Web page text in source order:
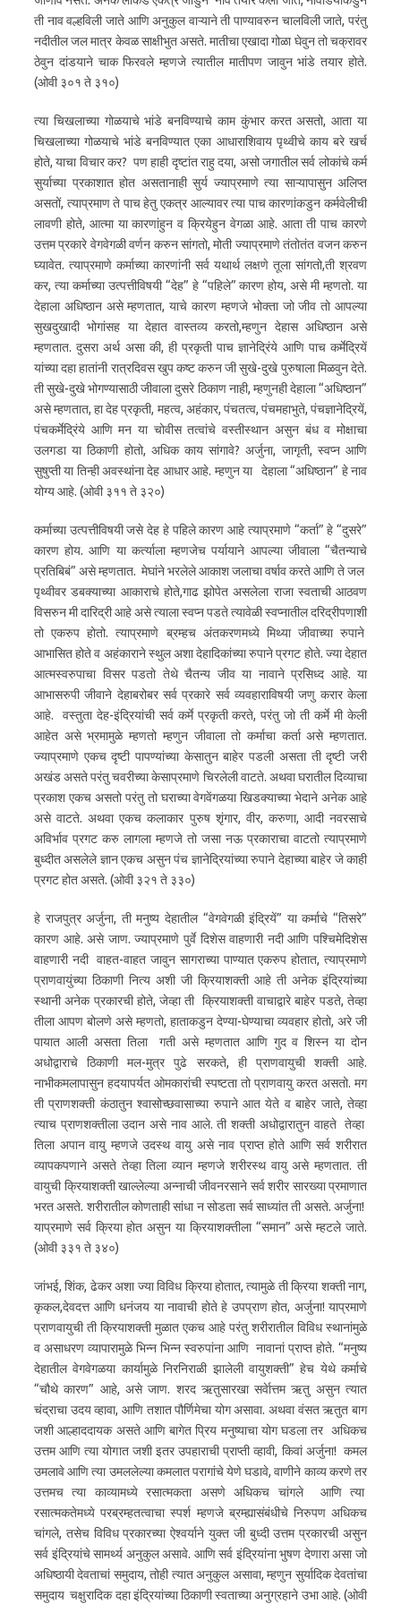
ती नाव वल्हविली जाते आणि अनुकुल वाऱ्याने ती पाण्यावरुन चालविली जाते, परंतु
नदीतील जल मात्र केवळ साक्षीभुत असते. मातीचा एखादा गोळा घेवुन तो चक्रावर
ठेवुन दांडयाने चाक फिरवले म्हणजे त्यातील मातीपण जावुन भांडे तयार होते.
(ओवी ३०१ ते ३१०)
त्या चिखलाच्या गोळयाचे भांडे बनविण्याचे काम कुंभार करत असतो, आता या
चिखलाच्या गोळयाचे भांडे बनविण्यात एका आधाराशिवाय पृथ्वीचे काय बरे खर्च
होते, याचा विचार कर? पण हाही दृष्टांत राहु दया, असो जगातील सर्व लोकांचे कर्म
सुर्याच्या प्रकाशात होत असतानाही सुर्य ज्याप्रमाणे त्या साऱ्यापासुन अलिप्त
असतों, त्याप्रमाण ते पाच हेतु एकत्र आल्यावर त्या पाच कारणांकडुन कर्मवेलीची
लावणी होते, आत्मा या कारणांहुन व क्रियेहुन वेगळा आहे. आता ती पाच कारणे
उत्तम प्रकारे वेगवेगळी वर्णन करुन सांगतो, मोती ज्याप्रमाणे तंतोतंत वजन करुन
घ्यावेत. त्याप्रमाणे कर्माच्या कारणांनी सर्व यथार्थ लक्षणे तूला सांगतो,ती श्रवण
कर, त्या कर्माच्या उत्पत्तीविषयी “देह” हे “पहिले” कारण होय, असे मी म्हणतो. या
देहाला अधिष्ठान असे म्हणतात, याचे कारण म्हणजे भोक्ता जो जीव तो आपल्या
सुखदुखादी भोगांसह या देहात वास्तव्य करतो,म्हणुन देहास अधिष्ठान असे
म्हणतात. दुसरा अर्थ असा की, ही प्रकृती पाच ज्ञानेद्रिंये आणि पाच कर्मेद्रियें
यांच्या दहा हातांनी रात्रदिवस खुप कष्ट करुन जी सुखे-दुखे पुरुषाला मिळवुन देते.
ती सुखे-दुखे भोगण्यासाठी जीवाला दुसरे ठिकाण नाही, म्हणुनही देहाला “अधिष्ठान”
असे म्हणतात, हा देह प्रकृती, महत्व, अहंकार, पंचतत्व, पंचमहाभुते, पंचज्ञानेद्रियें,
पंचकर्मेद्रिंये आणि मन या चोवीस तत्वांचे वस्तीस्थान असुन बंध व मोक्षाचा
उलगडा या ठिकाणी होतो, अधिक काय सांगावे? अर्जुना, जागृती, स्वप्न आणि
सुषुप्ती या तिन्ही अवस्थांना देह आधार आहे. म्हणुन या देहाला “अधिष्ठान” हे नाव
योग्य आहे. (ओवी ३११ ते ३२०)
कर्माच्या उत्पत्तीविषयी जसे देह हे पहिले कारण आहे त्याप्रमाणे “कर्ता” हे “दुसरे”
कारण होय. आणि या कर्त्याला म्हणजेच पर्यायाने आपल्या जीवाला “चैतन्याचे
प्रतिबिबं” असे म्हणतात. मेघांने भरलेले आकाश जलाचा वर्षाव करते आणि ते जल
पृथ्वीवर डबक्याच्या आकाराचे होते,गाढ झोपेत असलेला राजा स्वताची आठवण
विसरुन मी दारिद्री आहे असे त्याला स्वप्न पडते त्यावेळी स्वप्नातील दरिद्रीपणाशी
तो एकरुप होतो. त्याप्रमाणे ब्रम्हच अंतकरणमध्ये मिथ्या जीवाच्या रुपाने
आभासित होते व अहंकाराने स्थुल अशा देहादिकांच्या रुपाने प्रगट होते. ज्या देहात
आत्मस्वरुपाचा विसर पडतो तेथे चैतन्य जीव या नावाने प्रसिध्द आहे. या
आभासरुपी जीवाने देहाबरोबर सर्व प्रकारे सर्व व्यवहाराविषयी जणु करार केला
आहे. वस्तुता देह-इंद्रियांची सर्व कर्मे प्रकृती करते, परंतु जो ती कर्मे मी केली
आहेत असे भ्रमामुळे म्हणतो म्हणुन जीवाला तो कर्माचा कर्ता असे म्हणतात.
ज्याप्रमाणे एकच दृष्टी पापण्यांच्या केसातुन बाहेर पडली असता ती दृष्टी जरी
अखंड असते परंतु चवरीच्या केसाप्रमाणे चिरलेली वाटते. अथवा घरातील दिव्याचा
प्रकाश एकच असतो परंतु तो घराच्या वेगवेंगळया खिडक्याच्या भेदाने अनेक आहे
असे वाटते. अथवा एकच कलाकार पुरुष शृंगार, वीर, करुणा, आदी नवरसाचे
अविर्भाव प्रगट करु लागला म्हणजे तो जसा नऊ प्रकाराचा वाटतो त्याप्रमाणे
बुध्दीत असलेले ज्ञान एकच असुन पंच ज्ञानेद्रियांच्या रुपाने देहाच्या बाहेर जे काही
प्रगट होत असते. (ओवी ३२१ ते ३३०)
हे राजपुत्र अर्जुना, ती मनुष्य देहातील “वेगवेगळी इंद्रियें” या कर्माचे “तिसरे”
कारण आहे. असे जाण. ज्याप्रमाणे पुर्वे दिशेस वाहणारी नदी आणि पश्चिमेदिशेस
वाहणारी नदी वाहत-वाहत जावुन सागराच्या पाण्यात एकरुप होतात, त्याप्रमाणे
प्राणवायुंच्या ठिकाणी नित्य अशी जी क्रियाशक्ती आहे ती अनेक इंद्रियांच्या
स्थानी अनेक प्रकारची होते, जेव्हा ती क्रियाशक्ती वाचाद्वारे बाहेर पडते, तेव्हा
तीला आपण बोलणे असे म्हणतो, हाताकडुन देण्या-घेण्याचा व्यवहार होतो, अरे जी
पायात आली असता तिला गती असे म्हणतात आणि गुद व शिस्न या दोन
अधोद्वाराचे ठिकाणी मल-मुत्र पुढे सरकते, ही प्राणवायुची शक्ती आहे.
नाभीकमलापासुन हदयापर्यत ओमकारांची स्पष्टता तो प्राणवायु करत असतो. मग
ती प्राणशक्ती कंठातुन श्वासोच्छवासाच्या रुपाने आत येते व बाहेर जाते, तेव्हा
त्याच प्राणशक्तीला उदान असे नाव आले. ती शक्ती अधोद्वारातुन वाहते तेव्हा
तिला अपान वायु म्हणजे उदस्थ वायु असे नाव प्राप्त होते आणि सर्व शरीरात
व्यापकपणाने असते तेव्हा तिला व्यान म्हणजे शरीरस्थ वायु असे म्हणतात. ती
वायुची क्रियाशक्ती खाल्लेल्या अन्नाची जीवनरसाने सर्व शरीर सारख्या प्रमाणात
भरत असते. शरीरातील कोणताही सांधा न सोडता सर्व साध्यांत ती असते. अर्जुना!
याप्रमाणे सर्व क्रिया होत असुन या क्रियाशक्तीला “समान” असे म्हटले जाते.
(ओवी ३३१ ते ३४०)
जांभई, शिंक, ढेकर अशा ज्या विविध क्रिया होतात, त्यामुळे ती क्रिया शक्ती नाग,
कृकल,देवदत्त आणि धनंजय या नावाची होते हे उपप्राण होत, अर्जुना! याप्रमाणे
प्राणवायुची ती क्रियाशक्ती मुळात एकच आहे परंतु शरीरातील विविध स्थानांमुळे
व असाधरण व्यापारामुळे भिन्न भिन्न स्वरुपांना आणि नावानां प्राप्त होते. “मनुष्य
देहातील वेगवेगळया कार्यामुळे निरनिराळी झालेली वायुशक्ती” हेच येथे कर्माचे
“चौथे कारण” आहे, असे जाण. शरद ऋतुसारखा सर्वेात्तम ऋतु असुन त्यात
चंद्राचा उदय व्हावा, आणि तशात पौर्णिमेचा योग असावा. अथवा वंसत ऋतुत बाग
जशी आल्हाददायक असते आणि बागेत प्रिय मनुष्याचा योग घडला तर अधिकच
उत्तम आणि त्या योगात जशी इतर उपहाराची प्राप्ती व्हावी, किवां अर्जुना! कमल
उमलावे आणि त्या उमललेल्या कमलात परागांचे येणे घडावे, वाणीने काव्य करणे तर
उत्तमच त्या काव्यामध्ये रसात्मकता असणे अधिकच चांगले आणि त्या
रसात्मकतेमध्ये परब्रम्हतत्वाचा स्पर्श म्हणजे ब्रम्ह्यासंबंधीचे निरुपण अधिकच
चांगले, तसेच विविध प्रकारच्या ऐश्वर्याने युक्त जी बुध्दी उत्तम प्रकारची असुन
सर्व इंद्रियांचे सामर्थ्य अनुकुल असावे. आणि सर्व इंद्रियांना भुषण देणारा असा जो
अधिष्ठायी देवताचां समुदाय, तोही त्यात अनुकुल असावा, म्हणुन सुर्यादिक देवतांचा
समुदाय चक्षुरादिक दहा इंद्रियांच्या ठिकाणी स्वताच्या अनुग्रहाने उभा आहे. (ओवी